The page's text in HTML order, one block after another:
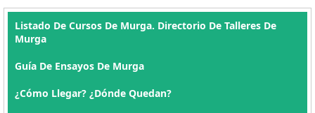
Listado De Cursos De Murga. Directorio De Talleres De
Murga
Guía De Ensayos De Murga
¿Cómo Llegar? ¿Dónde Quedan?